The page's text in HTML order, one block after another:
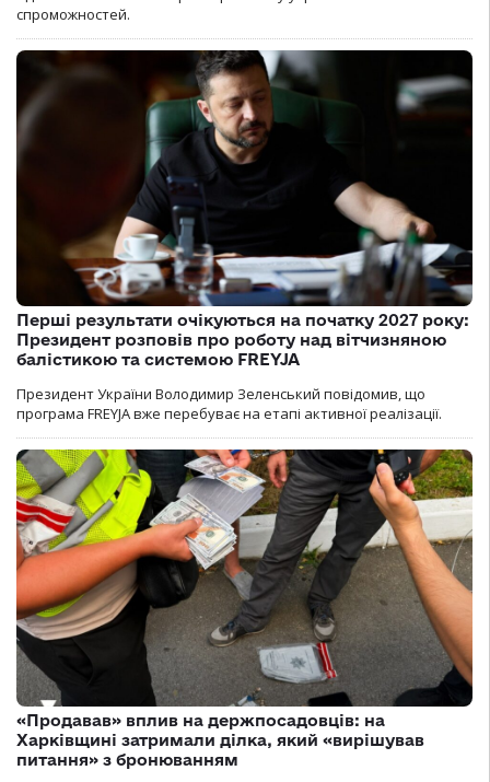
спроможностей.
Перші результати очікуються на початку 2027 року:
Президент розповів про роботу над вітчизняною
балістикою та системою FREYJA
Президент України Володимир Зеленський повідомив, що
програма FREYJA вже перебуває на етапі активної реалізації.
«Продавав» вплив на держпосадовців: на
Харківщині затримали ділка, який «вирішував
питання» з бронюванням